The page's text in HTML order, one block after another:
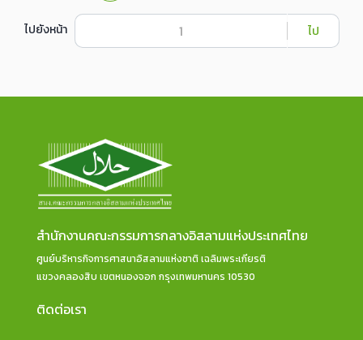
ไปยังหน้า ไป
สำนักงานคณะกรรมการกลางอิสลามแห่งประเทศไทย
ศูนย์บริหารกิจการศาสนาอิสลามแห่งชาติ เฉลิมพระเกียรติ
แขวงคลองสิบ เขตหนองจอก กรุงเทพมหานคร 10530
ติดต่อเรา